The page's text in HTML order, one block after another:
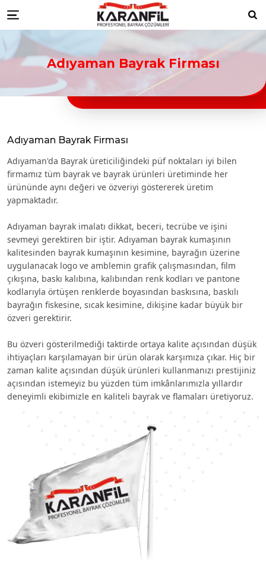
Bayrakları Düzce türk bayraklariDüzce bayrak toptancıları Düzce türk bayrağı
Düzce turk bayragıDüzce bayrak toptancısı
Karanfil Profesyonel Bayrak
Menu
Adıyaman Bayrak Firması
Adıyaman Bayrak Firması
Adıyaman'da Bayrak üreticiliğindeki püf noktaları iyi bilen
firmamız tüm bayrak ve bayrak ürünleri üretiminde her
ürününde aynı değeri ve özveriyi göstererek üretim
yapmaktadır.
Adıyaman bayrak imalatı dikkat, beceri, tecrübe ve işini
sevmeyi gerektiren bir iştir. Adıyaman bayrak kumaşının
kalitesinden bayrak kumaşının kesimine, bayrağın üzerine
uygulanacak logo ve amblemin grafik çalışmasından, film
çıkışına, baskı kalıbına, kalıbından renk kodları ve pantone
kodlarıyla örtüşen renklerde boyasından baskısına, baskılı
bayrağın fiskesine, sıcak kesimine, dikişine kadar büyük bir
özveri gerektirir.
Bu özveri gösterilmediği taktirde ortaya kalite açısından düşük
ihtiyaçları karşılamayan bir ürün olarak karşımıza çıkar. Hiç bir
zaman kalite açısından düşük ürünleri kullanmanızı prestijiniz
açısından istemeyiz bu yüzden tüm imkânlarımızla yıllardır
deneyimli ekibimizle en kaliteli bayrak ve flamaları üretiyoruz.